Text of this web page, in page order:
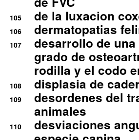
105 de la luxacion
106 dermatopatias
107
desarrollo de
grado de
rodilla y el codo
108 displasia de
109
desordenes del
animales
110
desviaciones